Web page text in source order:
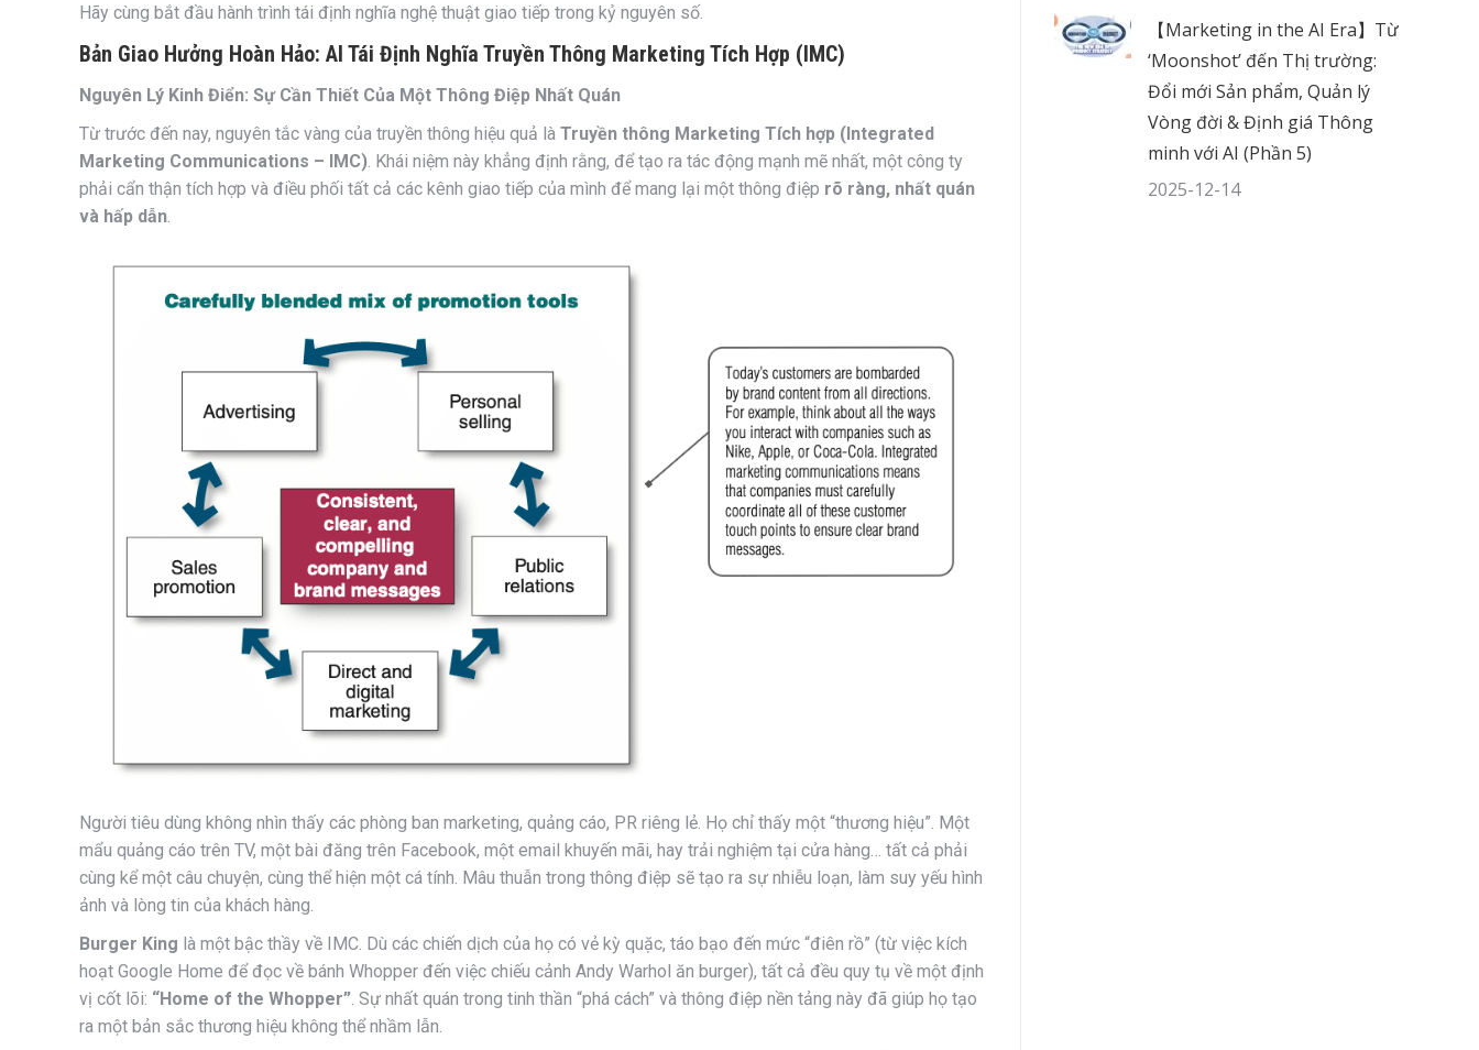
Hãy cùng bắt đầu hành trình tái định nghĩa nghệ thuật giao tiếp trong kỷ nguyên số.
Bản Giao Hưởng Hoàn Hảo: AI Tái Định Nghĩa Truyền Thông Marketing Tích Hợp (IMC)
Nguyên Lý Kinh Điển: Sự Cần Thiết Của Một Thông Điệp Nhất Quán
Từ trước đến nay, nguyên tắc vàng của truyền thông hiệu quả là Truyền thông Marketing Tích hợp (Integrated
Marketing Communications – IMC) . Khái niệm này khẳng định rằng, để tạo ra tác động mạnh mẽ nhất, một công ty
phải cẩn thận tích hợp và điều phối tất cả các kênh giao tiếp của mình để mang lại một thông điệp rõ ràng, nhất quán
và hấp dẫn
Người tiêu dùng không nhìn thấy các phòng ban marketing, quảng cáo, PR riêng lẻ. Họ chỉ thấy một “thương hiệu”. Một
mẩu quảng cáo trên TV, một bài đăng trên Facebook, một email khuyến mãi, hay trải nghiệm tại cửa hàng… tất cả phải
cùng kể một câu chuyện, cùng thể hiện một cá tính. Mâu thuẫn trong thông điệp sẽ tạo ra sự nhiễu loạn, làm suy yếu hình
ảnh và lòng tin của khách hàng.
Burger King là một bậc thầy về IMC. Dù các chiến dịch của họ có vẻ kỳ quặc, táo bạo đến mức “điên rồ” (từ việc kích
hoạt Google Home để đọc về bánh Whopper đến việc chiếu cảnh Andy Warhol ăn burger), tất cả đều quy tụ về một định
vị cốt lõi: “Home of the Whopper” . Sự nhất quán trong tinh thần “phá cách” và thông điệp nền tảng này đã giúp họ tạo
ra một bản sắc thương hiệu không thể nhầm lẫn.
【Marketing in the AI Era】Từ
‘Moonshot’ đến Thị trường:
Đổi mới Sản phẩm, Quản lý
Vòng đời & Định giá Thông
minh với AI (Phần 5)
2025-12-14